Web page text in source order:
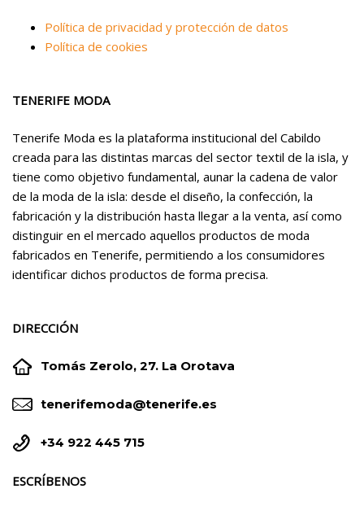
Política de privacidad y protección de datos
Política de cookies
TENERIFE MODA
Tenerife Moda es la plataforma institucional del Cabildo
creada para las distintas marcas del sector textil de la isla, y
tiene como objetivo fundamental, aunar la cadena de valor
de la moda de la isla: desde el diseño, la confección, la
fabricación y la distribución hasta llegar a la venta, así como
distinguir en el mercado aquellos productos de moda
fabricados en Tenerife, permitiendo a los consumidores
identificar dichos productos de forma precisa.
DIRECCIÓN

 Tomás Zerolo, 27. La Orotava

 tenerifemoda@tenerife.es

 +34 922 445 715
ESCRÍBENOS